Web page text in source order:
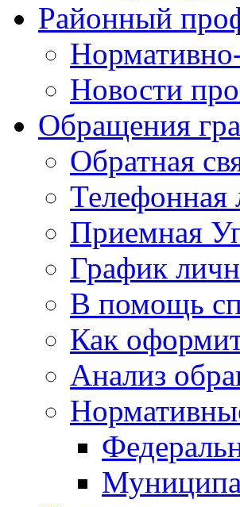
Районный
Новости
Обращения
Обратная
Телефонная
Приемная
График
В помощь
Как
Анализ